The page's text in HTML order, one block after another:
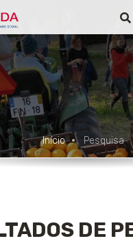
Início Pesquisa
DE